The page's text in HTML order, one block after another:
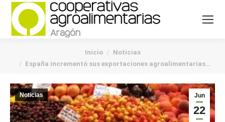
Inicio
Noticias
España incrementó sus exportaciones agroalimentarias…
Jun
22
Noticias